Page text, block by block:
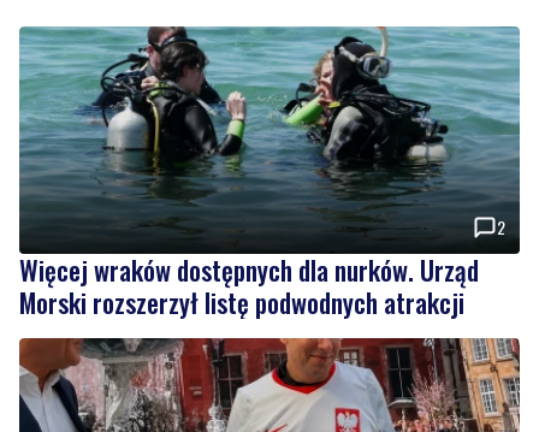
2
Więcej wraków dostępnych dla nurków. Urząd
Morski rozszerzył listę podwodnych atrakcji